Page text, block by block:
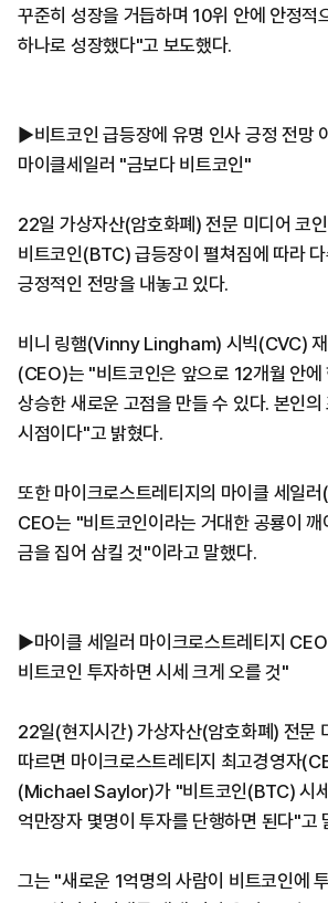
꾸준히 성장을 거듭하며 10위 안에 안정적
하나로 성장했다"고 보도했다.
▶비트코인 급등장에 유명 인사 긍정 전망
마이클세일러 "금보다 비트코인"
22일 가상자산(암호화폐) 전문 미디어 코
비트코인(BTC) 급등장이 펼쳐짐에 따라 다
긍정적인 전망을 내놓고 있다.
비니 링햄(Vinny Lingham) 시빅(CVC)
(CEO)는 "비트코인은 앞으로 12개월 안에
상승한 새로운 고점을 만들 수 있다. 본인
시점이다"고 밝혔다.
또한 마이크로스트레티지의 마이클 세일
CEO는 "비트코인이라는 거대한 공룡이 깨
금을 집어 삼킬 것"이라고 말했다.
▶마이클 세일러 마이크로스트레티지
비트코인 투자하면 시세 크게 오를 것"
22일(현지시간) 가상자산(암호화폐) 전문
따르면 마이크로스트레티지 최고경영자
(Michael Saylor)가 "비트코인(BTC) 시
억만장자 몇명이 투자를 단행하면 된다"고
그는 "새로운 1억명의 사람이 비트코인에